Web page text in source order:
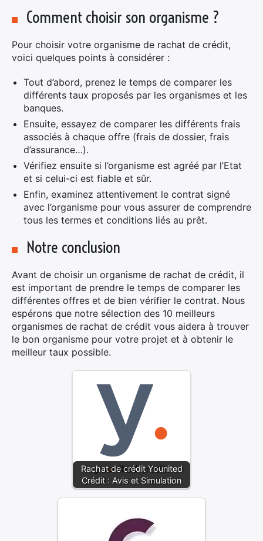
Comment choisir son organisme ?
Pour choisir votre organisme de rachat de crédit,
voici quelques points à considérer :
Tout d’abord, prenez le temps de comparer les
différents taux proposés par les organismes et les
banques.
Ensuite, essayez de comparer les différents frais
associés à chaque offre (frais de dossier, frais
d’assurance…).
Vérifiez ensuite si l’organisme est agréé par l’Etat
et si celui-ci est fiable et sûr.
Enfin, examinez attentivement le contrat signé
avec l’organisme pour vous assurer de comprendre
tous les termes et conditions liés au prêt.
Notre conclusion
Avant de choisir un organisme de rachat de crédit, il
est important de prendre le temps de comparer les
différentes offres et de bien vérifier le contrat. Nous
espérons que notre sélection des 10 meilleurs
organismes de rachat de crédit vous aidera à trouver
le bon organisme pour votre projet et à obtenir le
meilleur taux possible.
Rachat de crédit Younited
Crédit : Avis et Simulation